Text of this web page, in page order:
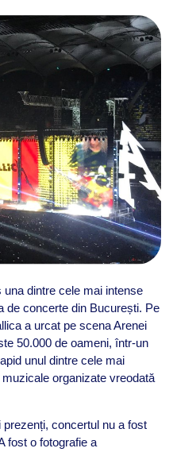
CUM A
una dintre cele mai intense
de concerte din București. Pe
a urcat pe scena Arenei
50.000 de oameni, într-un
unul dintre cele mai
organizate vreodată
concertul nu a fost
fost o fotografie a